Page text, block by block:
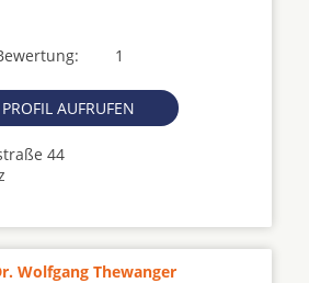
1
PROFIL AUFRUFEN
44
Wolfgang Thewanger